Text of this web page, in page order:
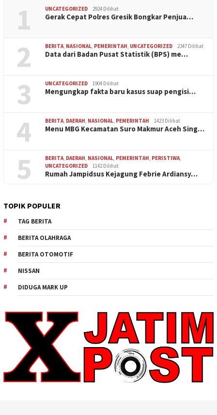
1 UNCATEGORIZED 2924 Dilihat
Gerak Cepat Polres Gresik Bongkar Penjua…
2 BERITA, NASIONAL, PEMERINTAH, UNCATEGORIZED 2347 Dilihat
Data dari Badan Pusat Statistik (BPS) me…
3 UNCATEGORIZED 1904 Dilihat
Mengungkap fakta baru kasus suap pengisi…
4 BERITA, DAERAH, NASIONAL, PEMERINTAH 1423 Dilihat
Menu MBG Kecamatan Suro Makmur Aceh Sing…
5 BERITA, DAERAH, NASIONAL, PEMERINTAH, PERISTIWA,
UNCATEGORIZED
1142 Dilihat
Rumah Jampidsus Kejagung Febrie Ardiansy…
TOPIK POPULER
TAG BERITA
BERITA OLAHRAGA
BERITA OTOMOTIF
NISSAN
DIDUGA MARK UP